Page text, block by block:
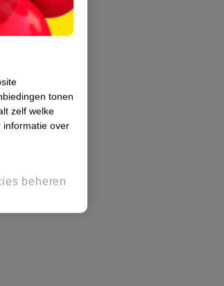
tonen
zelf welke
informatie over
beheren